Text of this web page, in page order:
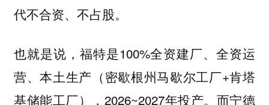
代不合资、不占股。
也就是说，福特是100%全资建厂、全资运
营、本土生产（密歇根州马歇尔工厂+肯塔
基储能工厂），2026~2027年投产。而宁德